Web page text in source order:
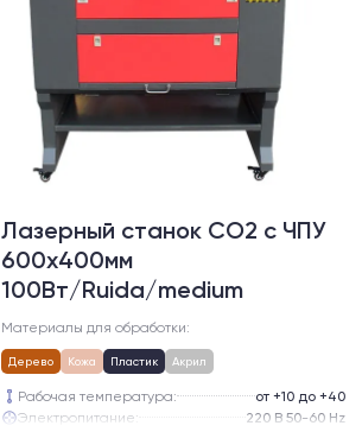
Лазерный станок CO2 c ЧПУ
600х400мм
100Вт/Ruida/medium
Материалы для обработки:
Дерево Кожа Пластик Акрил
Рабочая температура:
от +10 до +40
Электропитание:
220 В 50-60 Hz